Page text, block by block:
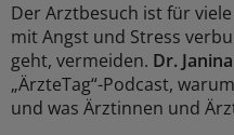
Der Arztbesuch ist für
mit Angst und Stress
geht, vermeiden. Dr.
„ÄrzteTag“-Podcast,
und was Ärztinnen und